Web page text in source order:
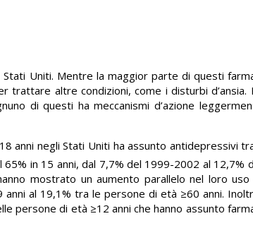
Uniti. Mentre la maggior parte di questi
altre condizioni, come i disturbi d’ansia.
di questi ha meccanismi d’azione
anni negli Stati Uniti ha assunto antidepressivi
in 15 anni, dal 7,7% del 1999-2002 al 12,7%
mostrato un aumento parallelo nel loro uso
anni al 19,1% tra le persone di età ≥60 anni.
persone di età ≥12 anni che hanno assunto